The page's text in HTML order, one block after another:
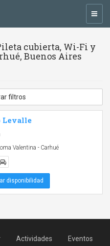
cubierta, Wi-Fi y
Buenos Aires
filtros
Levalle
Valentina - Carhué
disponibilidad
Actividades Eventos